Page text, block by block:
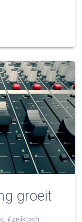
groeit
#zeiiktoch